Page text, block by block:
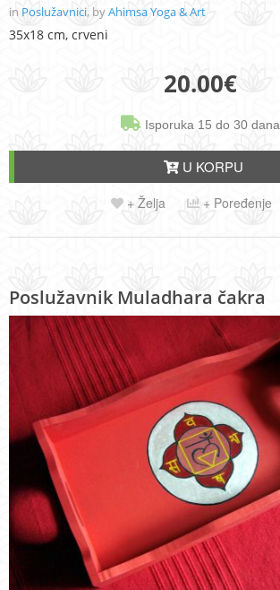
in Poslužavnici, byAhimsa Yoga & Art
35x18 cm, crveni
20.00€
Isporuka 15 do 30 dana
U KORPU
+ Želja + Poređenje
Poslužavnik Muladhara čakra